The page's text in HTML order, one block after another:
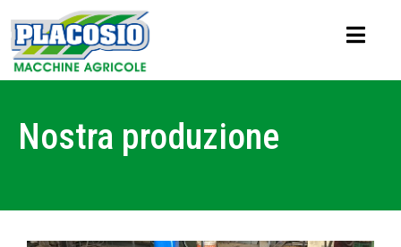
Nostra produzione